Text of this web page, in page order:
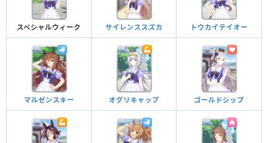
スペシャルウィーク サイレンススズカ トウカイテイオー
マルゼンスキー オグリキャップ ゴールドシップ